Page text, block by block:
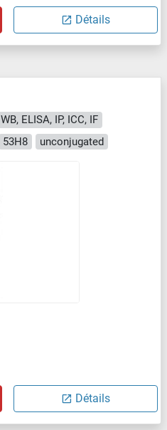
Détails
WB, ELISA, IP, ICC, IF
53H8 unconjugated
Détails